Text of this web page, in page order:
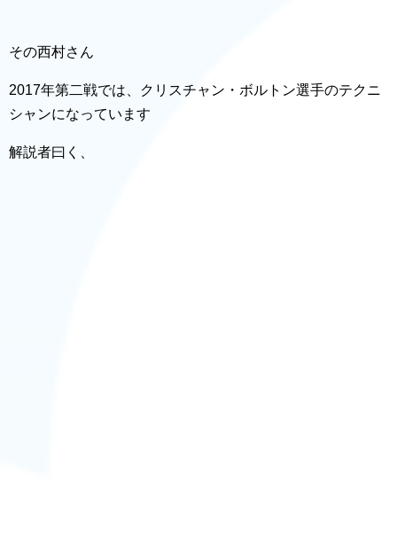
その西村さん
2017年第二戦では、クリスチャン・ボルトン選手のテクニ
シャンになっています
解説者曰く、